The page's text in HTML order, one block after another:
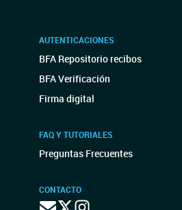
AUTENTICACIONES
BFA Repositorio recibos
BFA Verificación
Firma digital
FAQ Y TUTORIALES
Preguntas Frecuentes
CONTACTO